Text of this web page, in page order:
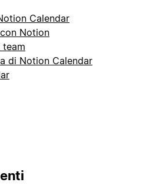
Calendar
Notion
team
di Notion Calendar